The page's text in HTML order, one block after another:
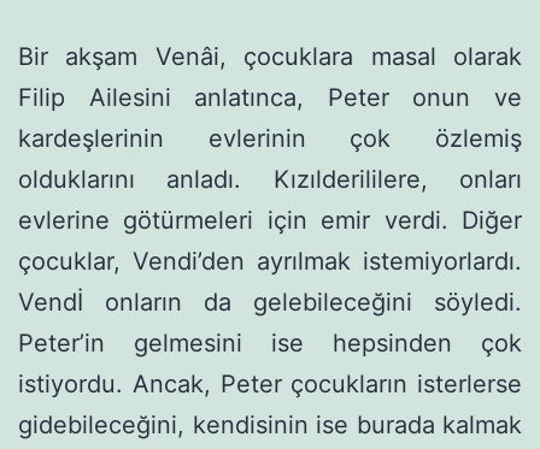
Bir akşam Venâi, çocuklara masal olarak
Filip Ailesini anlatın­ca, Peter onun ve
kardeşlerinin evlerinin çok özlemiş
olduklarını anladı. Kızılderililere, onları
evlerine götürmeleri için emir verdi. Diğer
çocuklar, Vendi’den ayrılmak istemiyorlardı.
Vendİ onların da gelebileceğini söyledi.
Peter’in gelmesini ise hepsinden çok
istiyordu. Ancak, Peter çocukların isterlerse
gidebileceğini, kendi­sinin ise burada kalmak